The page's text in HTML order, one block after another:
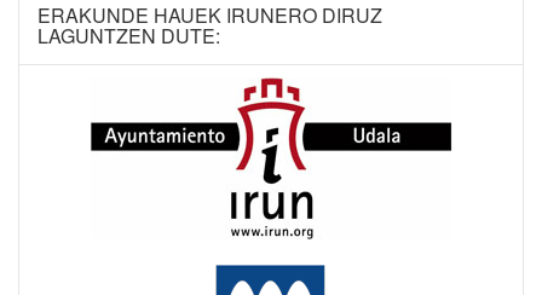
ERAKUNDE HAUEK IRUNERO DIRUZ
LAGUNTZEN DUTE: